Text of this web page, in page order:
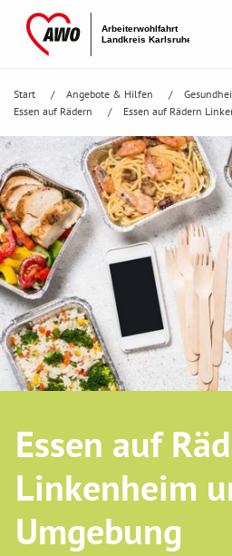
Start Angebote & Hilfen
Essen auf Rädern
Essen auf Rädern
Essen auf
Linkenheim
Umgebung